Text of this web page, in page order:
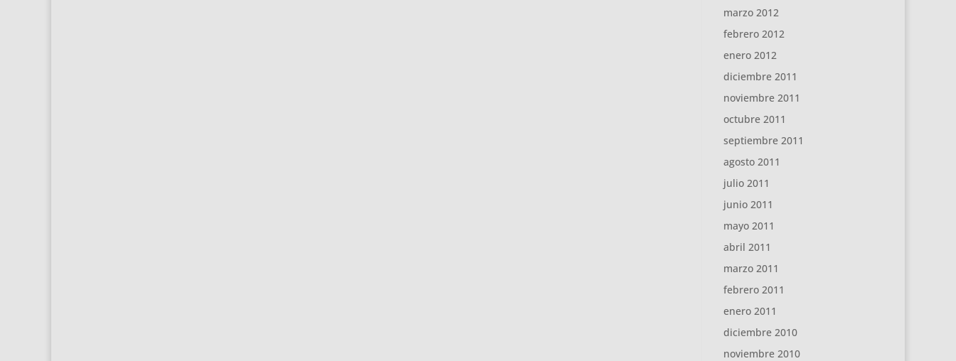
marzo 2012
febrero 2012
enero 2012
diciembre 2011
noviembre 2011
octubre 2011
septiembre 2011
agosto 2011
julio 2011
junio 2011
mayo 2011
abril 2011
marzo 2011
febrero 2011
enero 2011
diciembre 2010
noviembre 2010